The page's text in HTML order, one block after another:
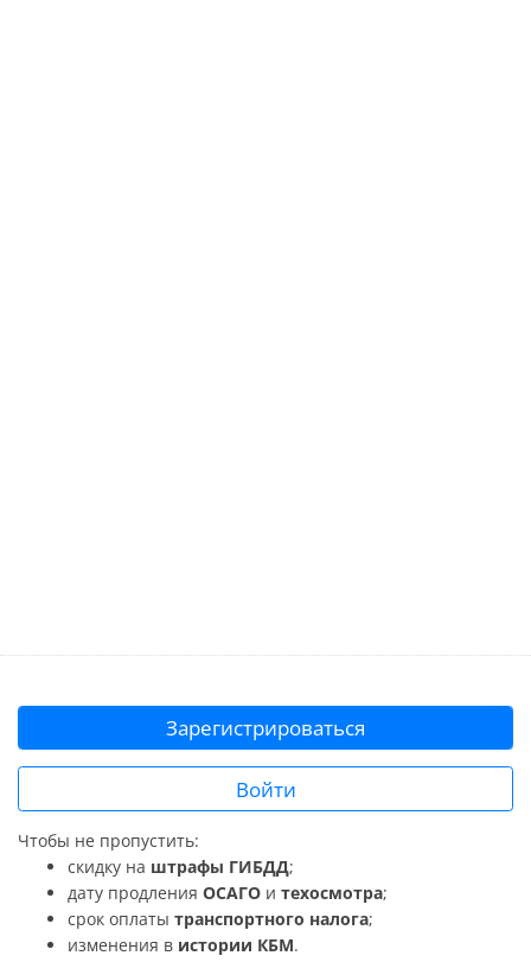
Зарегистрироваться
Войти
Чтобы не пропустить:
скидку на штрафы ГИБДД;
дату продления ОСАГО и техосмотра;
срок оплаты транспортного налога;
изменения в истории КБМ.